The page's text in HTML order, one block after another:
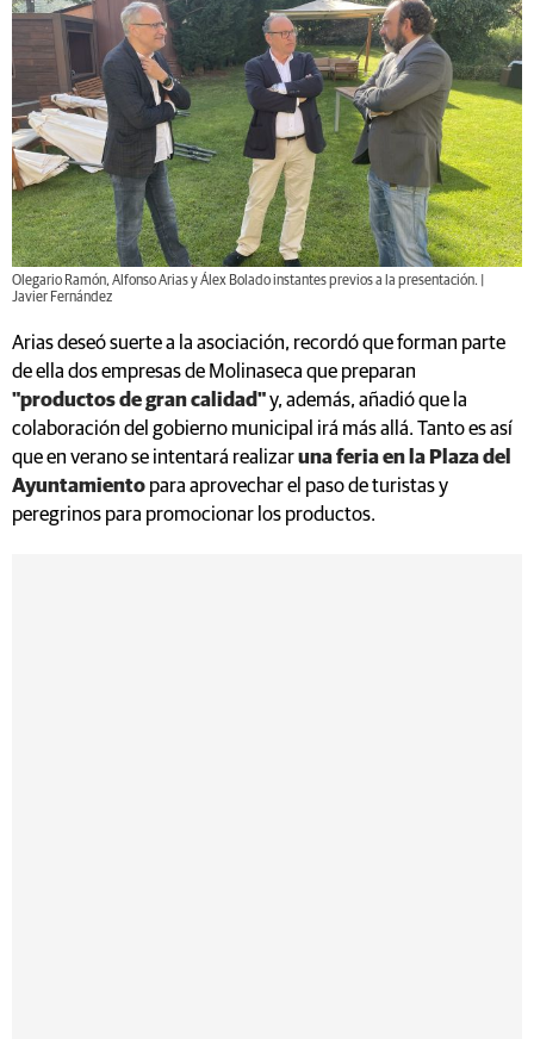
Olegario Ramón, Alfonso Arias y Álex Bolado instantes previos a la presentación. |
Javier Fernández
Arias deseó suerte a la asociación, recordó que forman parte
de ella dos empresas de Molinaseca que preparan
"productos de gran calidad"y, además, añadió que la
colaboración del gobierno municipal irá más allá. Tanto es así
que en verano se intentará realizaruna feria en la Plaza del
Ayuntamiento para aprovechar el paso de turistas y
peregrinos para promocionar los productos.